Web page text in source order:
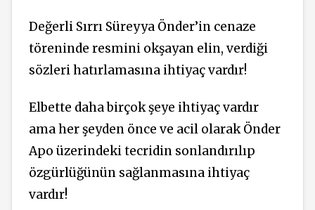
Değerli Sırrı Süreyya Önder’in cenaze
töreninde resmini okşayan elin, verdiği
sözleri hatırlamasına ihtiyaç vardır!
Elbette daha birçok şeye ihtiyaç vardır
ama her şeyden önce ve acil olarak Önder
Apo üzerindeki tecridin sonlandırılıp
özgürlüğünün sağlanmasına ihtiyaç
vardır!